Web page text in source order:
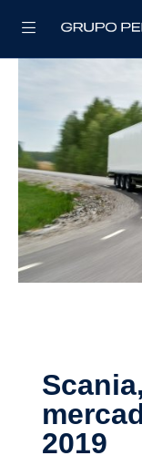
Scania, líder del
2019